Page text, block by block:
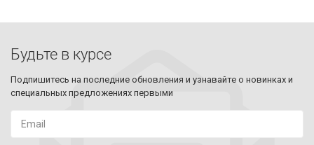
Будьте в курсе
Подпишитесь на последние обновления и узнавайте о новинках и
специальных предложениях первыми